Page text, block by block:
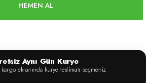
HEMEN AL
Aynı Gün Kurye
ekranında kurye teslimatı seçmeniz